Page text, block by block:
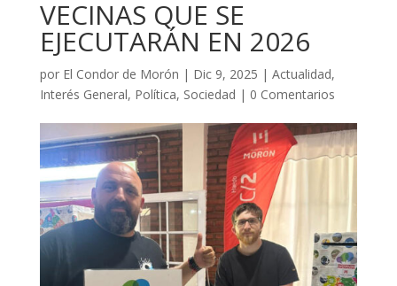
VECINAS QUE SE
EJECUTARÁN EN 2026
por El Condor de Morón | Dic 9, 2025 | Actualidad,
Interés General, Política, Sociedad | 0 Comentarios